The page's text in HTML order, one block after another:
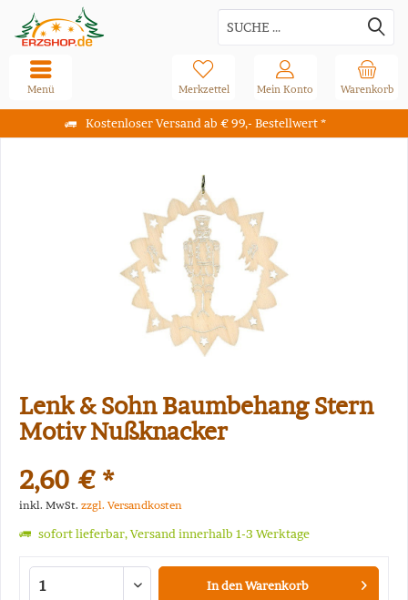
Kostenloser Versand ab € 99,- Bestellwert *
Warenkorb
Merkzettel Mein Konto
Menü
Lenk & Sohn Baumbehang Stern
Motiv Nußknacker
2,60 € *
inkl. MwSt. zzgl. Versandkosten
sofort lieferbar, Versand innerhalb 1-3 Werktage
In denWarenkorb